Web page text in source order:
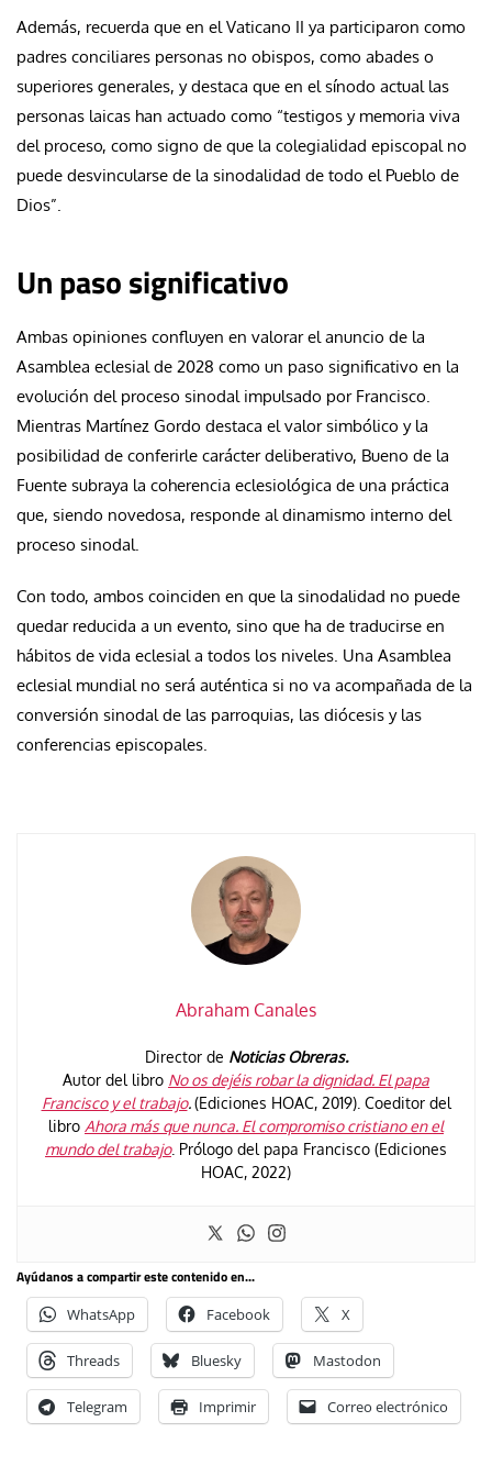
Además, recuerda que en el Vaticano II ya participaron como
padres conciliares personas no obispos, como abades o
superiores generales, y destaca que en el sínodo actual las
personas laicas han actuado como “testigos y memoria viva
del proceso, como signo de que la colegialidad episcopal no
puede desvincularse de la sinodalidad de todo el Pueblo de
Dios”.
Un paso significativo
Ambas opiniones confluyen en valorar el anuncio de la
Asamblea eclesial de 2028 como un paso significativo en la
evolución del proceso sinodal impulsado por Francisco.
Mientras Martínez Gordo destaca el valor simbólico y la
posibilidad de conferirle carácter deliberativo, Bueno de la
Fuente subraya la coherencia eclesiológica de una práctica
que, siendo novedosa, responde al dinamismo interno del
proceso sinodal.
Con todo, ambos coinciden en que la sinodalidad no puede
quedar reducida a un evento, sino que ha de traducirse en
hábitos de vida eclesial a todos los niveles. Una Asamblea
eclesial mundial no será auténtica si no va acompañada de la
conversión sinodal de las parroquias, las diócesis y las
conferencias episcopales.
Abraham Canales
Director de Noticias Obreras.
Autor del libro No os dejéis robar la dignidad. El papa
Francisco y el trabajo.(Ediciones HOAC, 2019). Coeditor del
libro Ahora más que nunca. El compromiso cristiano en el
mundo del trabajo. Prólogo del papa Francisco (Ediciones
HOAC, 2022)
Ayúdanos a compartir este contenido en...
WhatsApp Facebook X
Threads Bluesky Mastodon
Telegram Imprimir Correo electrónico